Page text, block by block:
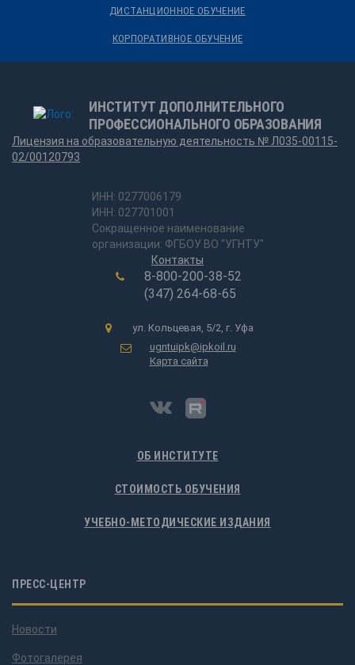
ДИСТАНЦИОННОЕ ОБУЧЕНИЕ
КОРПОРАТИВНОЕ ОБУЧЕНИЕ
ИНСТИТУТ ДОПОЛНИТЕЛЬНОГО
ПРОФЕССИОНАЛЬНОГО ОБРАЗОВАНИЯ
Лицензия на образовательную деятельность № Л035-00115-
02/00120793
ИНН: 0277006179
ИНН: 027701001
Сокращенное наименование
организации: ФГБОУ ВО "УГНТУ"
Контакты
8-800-200-38-52
(347) 264-68-65
ул. Кольцевая, 5/2, г. Уфа
ugntuipk@ipkoil.ru
Карта сайта
ОБ ИНСТИТУТЕ
СТОИМОСТЬ ОБУЧЕНИЯ
УЧЕБНО-МЕТОДИЧЕСКИЕ ИЗДАНИЯ
ПРЕСС-ЦЕНТР
Новости
Фотогалерея